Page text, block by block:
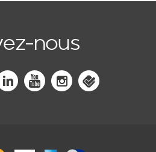
nous